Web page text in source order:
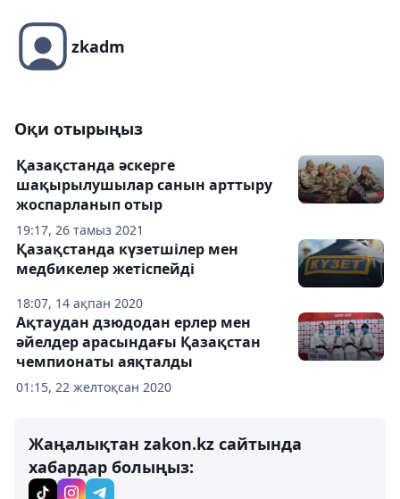
zkadm
Оқи отырыңыз
19:17, 26 тамыз 2021
Қазақстанда әскерге
шақырылушылар санын арттыру
жоспарланып отыр
18:07, 14 ақпан 2020
Қазақстанда күзетшілер мен
медбикелер жетіспейді
01:15, 22 желтоқсан 2020
Ақтаудан дзюдодан ерлер мен
әйелдер арасындағы Қазақстан
чемпионаты аяқталды
Жаңалықтан zakon.kz сайтында
хабардар болыңыз: